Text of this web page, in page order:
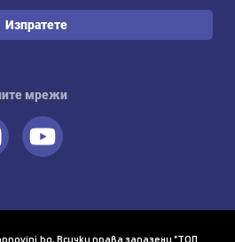
Изпратете
мрежи
Всички права запазени "ТОП